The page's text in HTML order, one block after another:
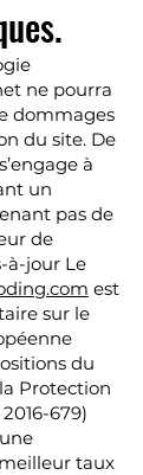
ne pourra
dommages
du site. De
à
un
pas de
de
à-jour Le
est
sur le
du
Protection
2016-679)
taux